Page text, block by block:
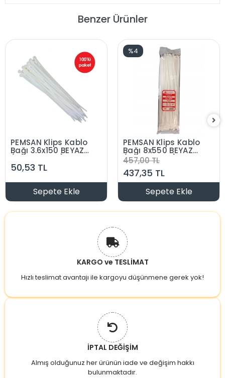
Benzer Ürünler
PEMSAN Klips Kablo
Bağı 3.6x150 BEYAZ
Cırdı
50,53 TL
Sepete Ekle
%4
PEMSAN Klips Kablo
Bağı 8x550 BEYAZ
(100lü Paket) Kablo
Cırdı
457,00 TL
437,35 TL
Sepete Ekle
KARGO ve TESLİMAT
Hızlı teslimat avantajı ile kargoyu düşünmene gerek yok!
İPTAL DEĞİŞİM
Almış olduğunuz her ürünün iade ve değişim hakkı
bulunmaktadır.